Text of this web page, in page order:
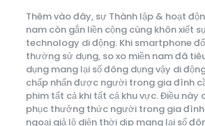
Thêm vào đây, sự Thành lập & hoạt
nam còn gắn liền cộng cùng khôn xiết
technology di động. Khi smartphone
thường sử dụng, so xo miền nam đã
dụng mang lại số đông dụng vậy di
chấp nhấn được người trong gia đình
phim tất cả khi tất cả khu vực. Điều này
phục thưởng thức người trong gia đình
ngoại giả lộ diện thời dịp mang lại số